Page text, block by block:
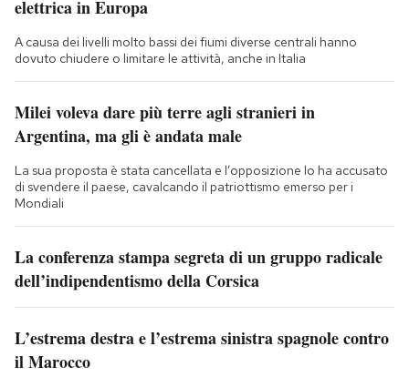
elettrica in Europa
A causa dei livelli molto bassi dei fiumi diverse centrali hanno
dovuto chiudere o limitare le attività, anche in Italia
Milei voleva dare più terre agli stranieri in
Argentina, ma gli è andata male
La sua proposta è stata cancellata e l’opposizione lo ha accusato
di svendere il paese, cavalcando il patriottismo emerso per i
Mondiali
La conferenza stampa segreta di un gruppo radicale
dell’indipendentismo della Corsica
L’estrema destra e l’estrema sinistra spagnole contro
il Marocco